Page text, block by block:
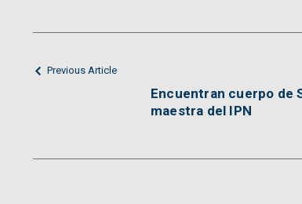
Previous Article
Encuentran cuerpo de
maestra del IPN